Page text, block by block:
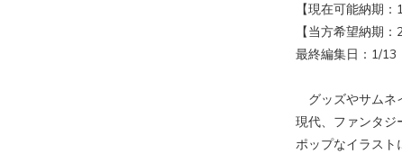
【現在可能納期
【当方希望納期
最終編集日：1/13
グッズやサムネ
現代、ファンタジ
ポップなイラスト